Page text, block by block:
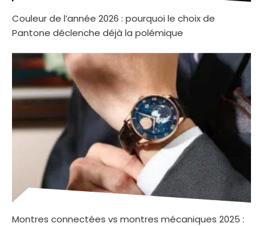
Couleur de l’année 2026 : pourquoi le choix de
Pantone déclenche déjà la polémique
Montres connectées vs montres mécaniques 2025 :